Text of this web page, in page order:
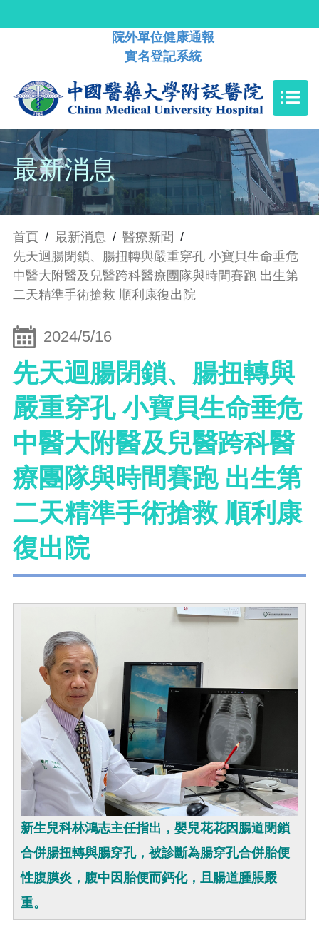
院外單位健康通報
實名登記系統
最新消息
首頁 / 最新消息 / 醫療新聞 /
先天迴腸閉鎖、腸扭轉與嚴重穿孔 小寶貝生命垂危
中醫大附醫及兒醫跨科醫療團隊與時間賽跑 出生第
二天精準手術搶救 順利康復出院
2024/5/16
先天迴腸閉鎖、腸扭轉與
嚴重穿孔 小寶貝生命垂危
中醫大附醫及兒醫跨科醫
療團隊與時間賽跑 出生第
二天精準手術搶救 順利康
復出院
新生兒科林鴻志主任指出，嬰兒花花因腸道閉鎖
合併腸扭轉與腸穿孔，被診斷為腸穿孔合併胎便
性腹膜炎，腹中因胎便而鈣化，且腸道腫脹嚴
重。